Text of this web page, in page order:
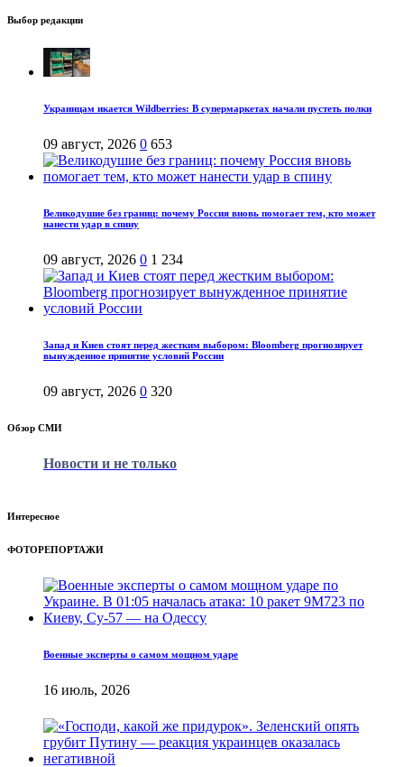
Выбор редакции
Украинцам икается Wildberries: В супермаркетах начали пустеть полки
09 август, 2026 0 653
Великодушие без границ: почему Россия вновь помогает тем, кто может
нанести удар в спину
09 август, 2026 0 1 234
Запад и Киев стоят перед жестким выбором: Bloomberg прогнозирует
вынужденное принятие условий России
09 август, 2026 0 320
Обзор СМИ
Новости и не только
Интересное
ФОТОРЕПОРТАЖИ
Военные эксперты о самом мощном ударе
16 июль, 2026